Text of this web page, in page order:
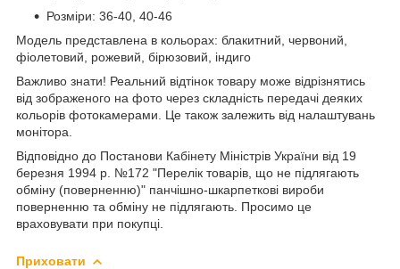
Розміри: 36-40, 40-46
Модель представлена в кольорах: блакитний, червоний,
фіолетовий, рожевий, бірюзовий, індиго
Важливо знати! Реальний відтінок товару може відрізнятись
від зображеного на фото через складність передачі деяких
кольорів фотокамерами. Це також залежить від налаштувань
монітора.
Відповідно до Постанови Кабінету Міністрів України від 19
березня 1994 р. №172 "Перелік товарів, що не підлягають
обміну (поверненню)" панчішно-шкарпеткові вироби
поверненню та обміну не підлягають. Просимо це
враховувати при покупці.
Приховати